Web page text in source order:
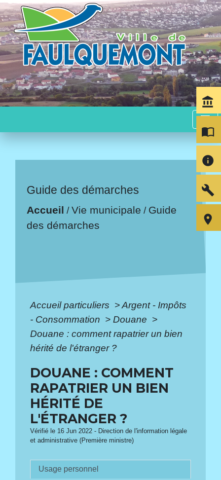
menu
Guide des démarches
Accueil /Vie municipale / Guide
des démarches
Accueil particuliers >Argent - Impôts
- Consommation > Douane >
Douane : comment rapatrier un bien
hérité de l'étranger ?
DOUANE : COMMENT
RAPATRIER UN BIEN
HÉRITÉ DE
L'ÉTRANGER ?
Vérifié le 16 Jun 2022 - Direction de l'information légale
et administrative (Première ministre)
Usage personnel
account_balance
import_contacts
info
build
room